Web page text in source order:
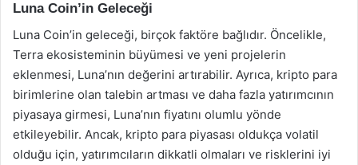
Luna Coin’in Geleceği
Luna Coin’in geleceği, birçok faktöre bağlıdır. Öncelikle,
Terra ekosisteminin büyümesi ve yeni projelerin
eklenmesi, Luna’nın değerini artırabilir. Ayrıca, kripto para
birimlerine olan talebin artması ve daha fazla yatırımcının
piyasaya girmesi, Luna’nın fiyatını olumlu yönde
etkileyebilir. Ancak, kripto para piyasası oldukça volatil
olduğu için, yatırımcıların dikkatli olmaları ve risklerini iyi